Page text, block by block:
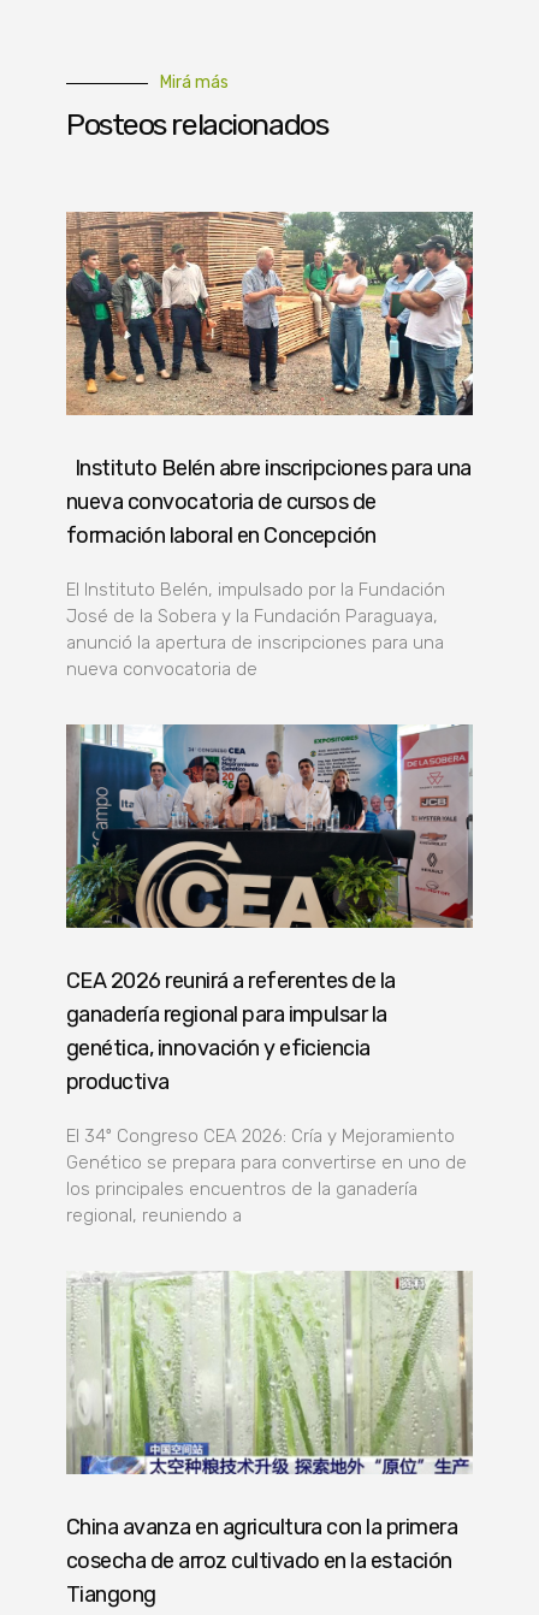
Mirá más
Posteos relacionados
Instituto Belén abre inscripciones para una
nueva convocatoria de cursos de
formación laboral en Concepción
El Instituto Belén, impulsado por la Fundación
José de la Sobera y la Fundación Paraguaya,
anunció la apertura de inscripciones para una
nueva convocatoria de
CEA 2026 reunirá a referentes de la
ganadería regional para impulsar la
genética, innovación y eficiencia
productiva
El 34º Congreso CEA 2026: Cría y Mejoramiento
Genético se prepara para convertirse en uno de
los principales encuentros de la ganadería
regional, reuniendo a
China avanza en agricultura con la primera
cosecha de arroz cultivado en la estación
Tiangong